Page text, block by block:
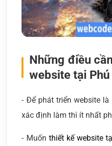
Những điều
website tại Phú
- Để phát triển website
xác định làm thì ít nhất
- Muốn thiết kế website